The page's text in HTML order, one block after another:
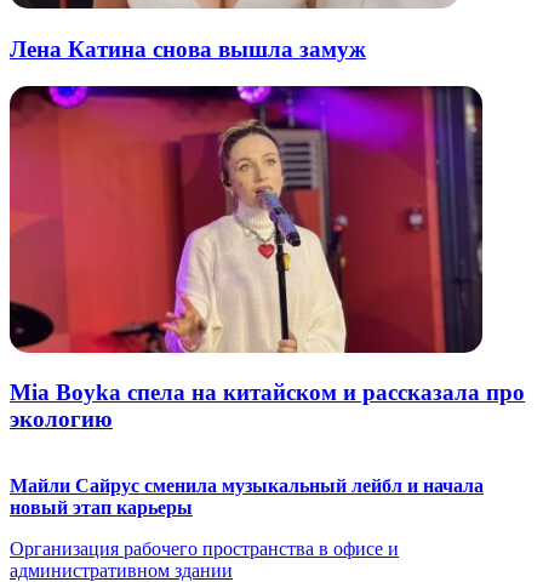
Лена Катина снова вышла замуж
Mia Boyka спела на китайском и рассказала про
экологию
Майли Сайрус сменила музыкальный лейбл и начала
новый этап карьеры
Организация рабочего пространства в офисе и
административном здании